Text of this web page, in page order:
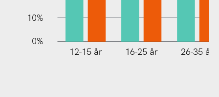
10%
0%
12-15 år 16-25 år 26-35 år